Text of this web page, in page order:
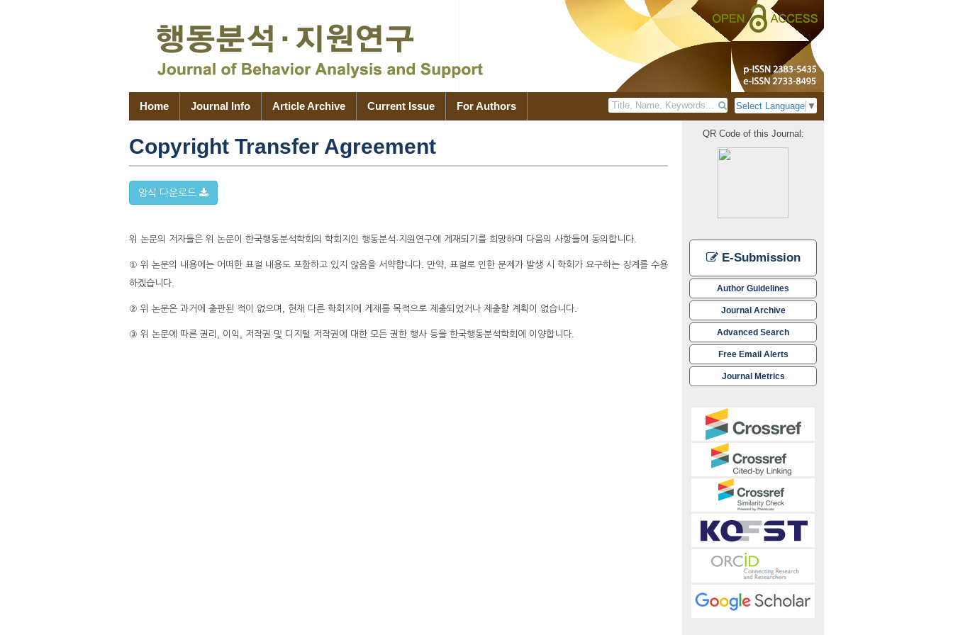
Home Journal Info Article Archive Current Issue For Authors Select Language ▼
QR Code of this Journal:
E-Submission
Author Guidelines
Journal Archive
Advanced Search
Free Email Alerts
Journal Metrics
Copyright Transfer Agreement
양식 다운로드
위 논문의 저자들은 위 논문이 한국행동분석학회의 학회지인 행동분석·지원연구에 게재되기를 희망하며 다음의 사항들에 동의합니다.
① 위 논문의 내용에는 어떠한 표절 내용도 포함하고 있지 않음을 서약합니다. 만약, 표절로 인한 문제가 발생 시 학회가 요구하는 징계를 수용
하겠습니다.
② 위 논문은 과거에 출판된 적이 없으며, 현재 다른 학회지에 게재를 목적으로 제출되었거나 제출할 계획이 없습니다.
③ 위 논문에 따른 권리, 이익, 저작권 및 디지털 저작권에 대한 모든 권한 행사 등을 한국행동분석학회에 이양합니다.